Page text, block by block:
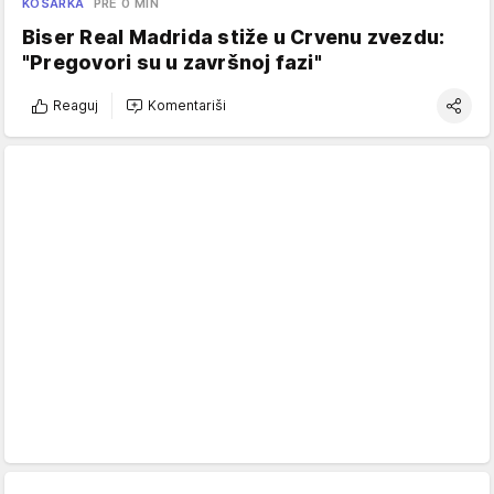
KOŠARKA PRE 0 MIN
Biser Real Madrida stiže u Crvenu zvezdu:
"Pregovori su u završnoj fazi"
Reaguj Komentariši